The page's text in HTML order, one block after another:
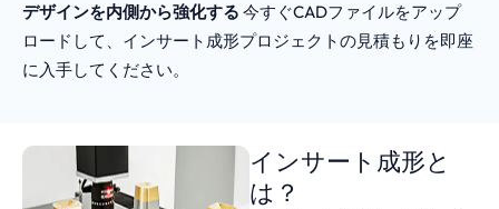
デザインを内側から強化する 今すぐCADファイルをアップ
ロードして、インサート成形プロジェクトの見積もりを即座
に入手してください。
インサート成形と
は？